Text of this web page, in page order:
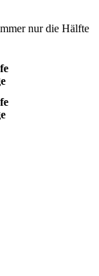
nur die Hälfte